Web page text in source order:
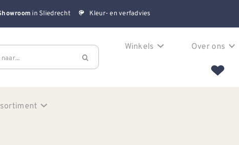
in Sliedrecht Kleur- en verfadvies
Winkels Over ons